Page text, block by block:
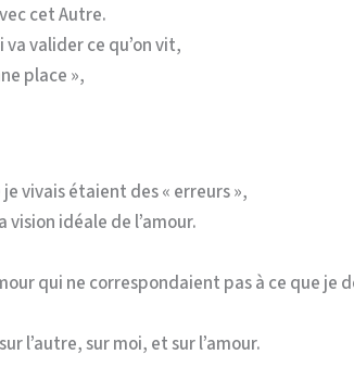
cet Autre.
valider ce qu’on vit,
place »,
vivais étaient des « erreurs »,
idéale de l’amour.
qui ne correspondaient pas à ce que je
l’autre, sur moi, et sur l’amour.